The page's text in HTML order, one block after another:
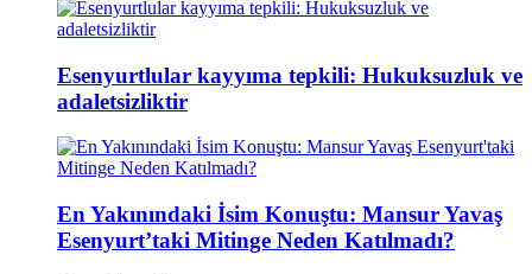
Esenyurtlular kayyıma tepkili: Hukuksuzluk ve
adaletsizliktir
En Yakınındaki İsim Konuştu: Mansur Yavaş
Esenyurt’taki Mitinge Neden Katılmadı?